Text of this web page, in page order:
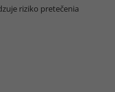
riziko pretečenia